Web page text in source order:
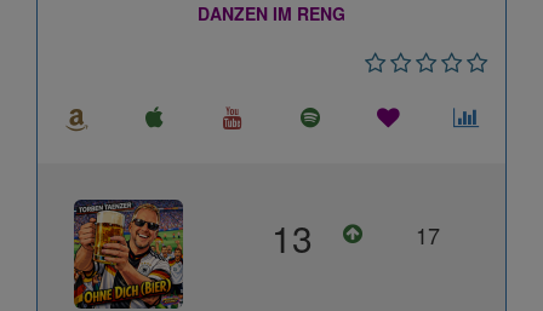
DANZEN IM RENG
13 17